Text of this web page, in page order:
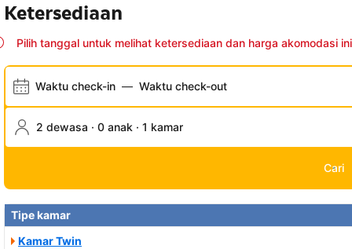
Ketersediaan
Pilih tanggal untuk melihat ketersediaan dan harga akomodasi ini
Waktu check-in — Waktu check-out
2 dewasa · 0 anak · 1 kamar
Cari
Tipe kamar
Kamar Twin